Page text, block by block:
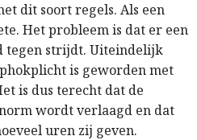
dit soort regels. Als een
Het probleem is dat er een
tegen strijdt. Uiteindelijk
is geworden met
is dus terecht dat de
wordt verlaagd en dat
uren zij geven.